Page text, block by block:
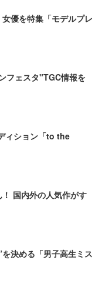
優を特集「モデルプレ
フェスタ"TGC情報を
ィション「to the
国内外の人気作がす
決める「男子高生ミス